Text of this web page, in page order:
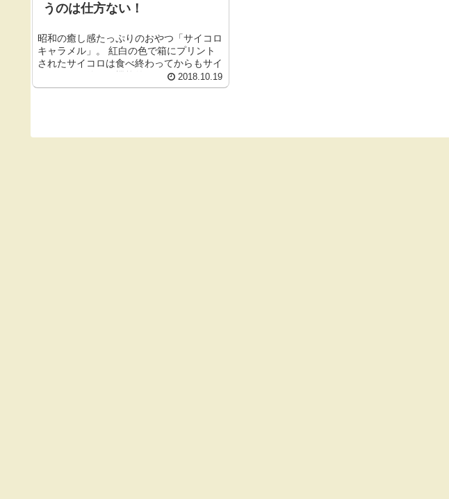
うのは仕方ない！
昭和の癒し感たっぷりのおやつ「サイコロ
キャラメル」。 紅白の色で箱にプリント
されたサイコロは食べ終わってからもサイ
コロとして使える機能的な...
2018.10.19